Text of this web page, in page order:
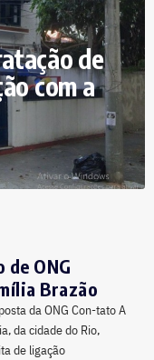
de
com a
ONG
Brazão
da ONG Con-tato A
da cidade do Rio,
de ligação